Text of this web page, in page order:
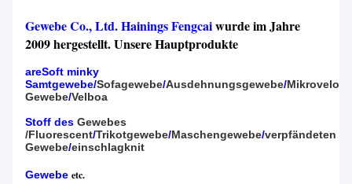
Gewebe Co., Ltd. Hainings Fengcaiwurde im Jahre
2009 hergestellt. Unsere Hauptprodukte
areSoft minky
Samtgewebe/Sofagewebe/Ausdehnungsgewebe/
Gewebe/Velboa
Stoff des Gewebes
/Fluorescent/Trikotgewebe/Maschengewebe/verpfändeten
Gewebe/einschlagknit
Gewebe etc.